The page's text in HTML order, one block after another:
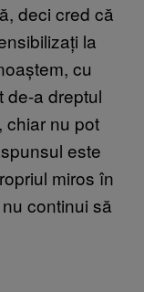
deci cred că
la
cu
de-a dreptul
chiar nu pot
este
miros în
continui să